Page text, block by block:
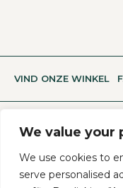
We value your
We use cookies to
serve personalised
VIND ONZE WINKEL